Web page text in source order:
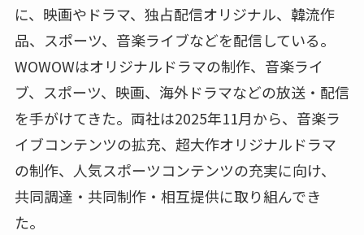
に、映画やドラマ、独占配信オリジナル、韓流作
品、スポーツ、音楽ライブなどを配信している。
WOWOWはオリジナルドラマの制作、音楽ライ
ブ、スポーツ、映画、海外ドラマなどの放送・配信
を手がけてきた。両社は2025年11月から、音楽ラ
イブコンテンツの拡充、超大作オリジナルドラマ
の制作、人気スポーツコンテンツの充実に向け、
共同調達・共同制作・相互提供に取り組んでき
た。